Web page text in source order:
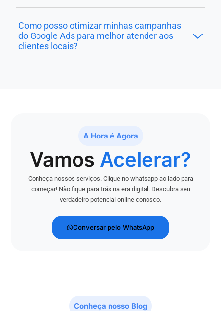
Como posso otimizar minhas campanhas
do Google Ads para melhor atender aos
clientes locais?
A Hora é Agora
Vamos Acelerar?
Conheça nossos serviços. Clique no whatsapp ao lado para
começar! Não fique para trás na era digital. Descubra seu
verdadeiro potencial online conosco.
Conversar pelo WhatsApp
Conheça nosso Blog